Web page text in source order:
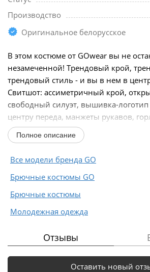
Производство
Оригинальное белорусское
В этом костюме от GOwear вы не
незамеченной! Трендовый крой,
трендовый стиль - и вы в нем в
Свитшот: ассиметричный крой,
свободный силуэт, вышивка-логотип
центру переда, манжеты рукавов,
свитшота из...
Полное описание
Все модели бренда GO
Брючные костюмы GO
Брючные костюмы
Молодежная одежда
Отзывы
Оставить новый